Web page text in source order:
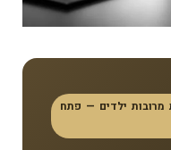
מרובות ילדים — פתח